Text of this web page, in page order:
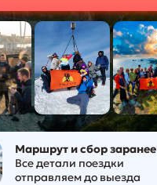
Маршрут и сбор заранее
Все детали поездки
отправляем до выезда